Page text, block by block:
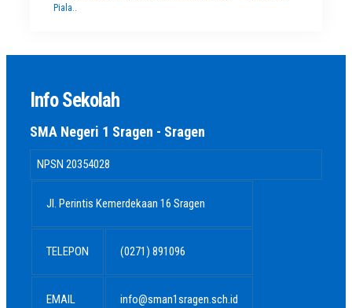
Piala..
Info Sekolah
SMA Negeri 1 Sragen - Sragen
NPSN 20354028
Jl. Perintis Kemerdekaan 16 Sragen
TELEPON (0271) 891096
EMAIL info@sman1sragen.sch.id